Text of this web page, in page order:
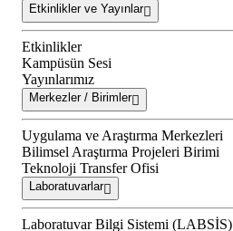
Etkinlikler ve Yayınlar
Etkinlikler
Kampüsün Sesi
Yayınlarımız
Merkezler / Birimler
Uygulama ve Araştırma Merkezleri
Bilimsel Araştırma Projeleri Birimi
Teknoloji Transfer Ofisi
Laboratuvarlar
Laboratuvar Bilgi Sistemi (LABSİS)